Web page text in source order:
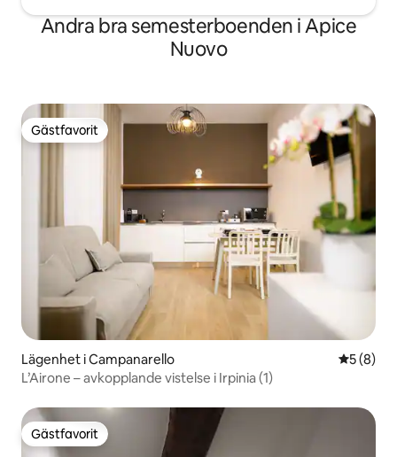
Andra bra semesterboenden i Apice
Nuovo
Gästfavorit
Gästfavorit
Lägenhet i Campanarello 5 av 5 i
5 (8)
L’Airone – avkopplande vistelse i Irpinia (1)
Gästfavorit
Gästfavorit